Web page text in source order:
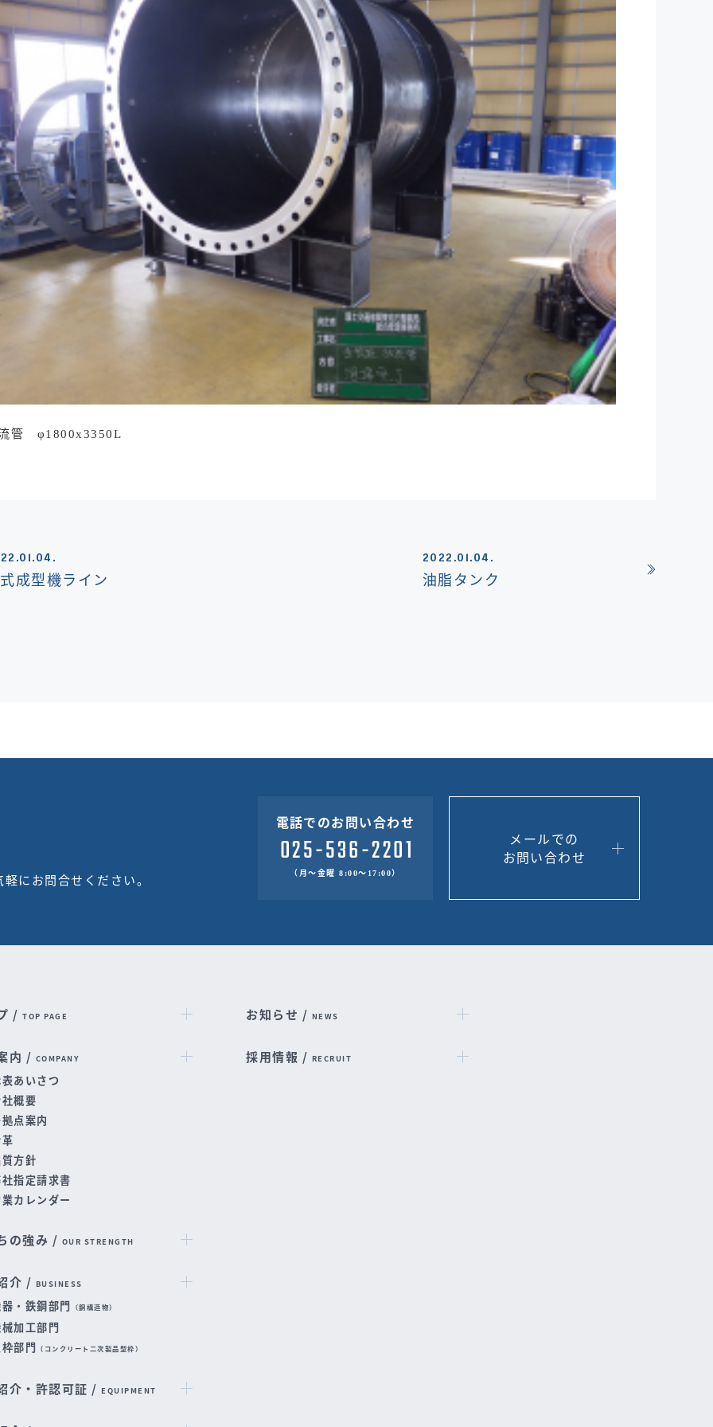
管 φ1800x3350L
成型機ライン
2022.01.04.
油脂タンク
にお問合せください。
電話でのお問い合わせ
（月～金曜 8:00～17:00）
メールでの
お問い合わせ
/TOP PAGE
内 / COMPANY
あいさつ
概要
点案内
方針
指定請求書
カレンダー
の強み / OUR STRENGTH
介 / BUSINESS
・鉄鋼部門 （鋼構造物）
加工部門
部門 （コンクリート二次製品型枠）
介・許認可証 /EQUIPMENT
お知らせ / NEWS
採用情報 / RECRUIT